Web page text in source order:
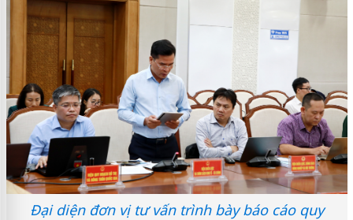
Đại diện đơn vị tư vấn trình bày báo cáo quy